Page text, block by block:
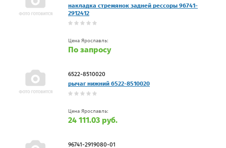
накладка стремянок задней рессоры 96741-
2912412
Цена Ярославль:
По запросу
6522-8510020
рычаг нижний 6522-8510020
Цена Ярославль:
24 111.03 руб.
96741-2919080-01